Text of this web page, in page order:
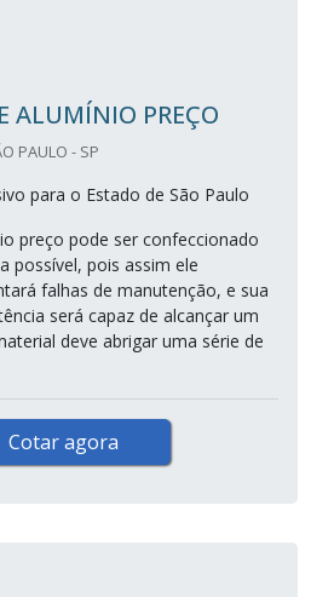
ALUMÍNIO PREÇO
PAULO - SP
para o Estado de São Paulo
preço pode ser confeccionado
possível, pois assim ele
falhas de manutenção, e sua
será capaz de alcançar um
deve abrigar uma série de
Cotar agora